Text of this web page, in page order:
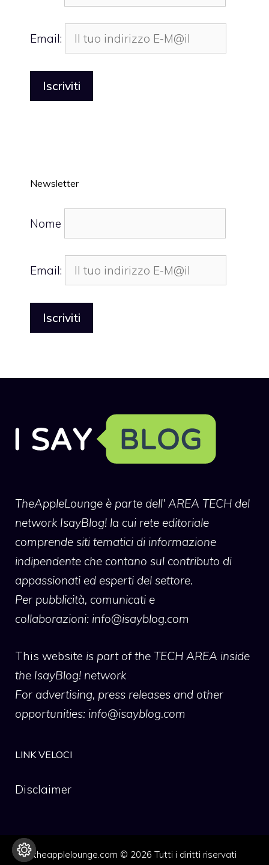
Email:
Newsletter
Nome
Email:
TheAppleLounge è parte dell' AREA TECH del
network IsayBlog! la cui rete editoriale
comprende siti tematici di informazione
indipendente che contano sul contributo di
appassionati ed esperti del settore.
Per pubblicità, comunicati e
collaborazioni: info@isayblog.com
This website is part of the TECH AREA inside
the IsayBlog! network
For advertising, press releases and other
opportunities: info@isayblog.com
LINK VELOCI
Disclaimer
theapplelounge.com © 2026 Tutti i diritti riservati